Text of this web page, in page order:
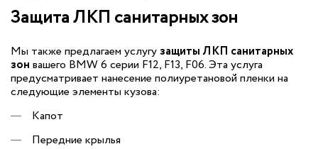
Защита ЛКП санитарных зон
Мы также предлагаем услугузащиты ЛКП санитарных
зон вашего BMW 6 серии F12, F13, F06. Эта услуга
предусматривает нанесение полиуретановой пленки на
следующие элементы кузова:
Капот
Передние крылья